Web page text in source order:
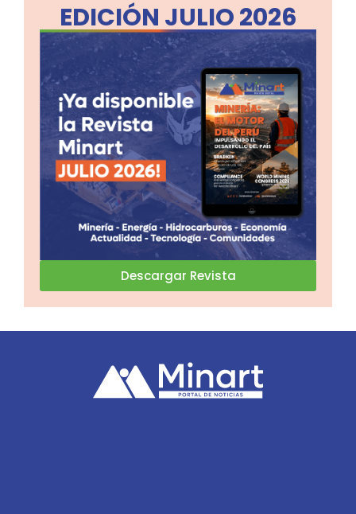
EDICIÓN JULIO 2026
Descargar Revista